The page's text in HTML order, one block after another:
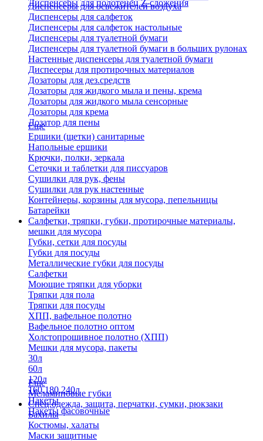
Диспенсеры для полотенец Z-сложения
Диспенсеры для освежителей воздуха
Диспенсеры для салфеток
Диспенсеры для салфеток настольные
Диспенсеры для туалетной бумаги
Диспенсеры для туалетной бумаги в больших рулонах
Настенные диспенсеры для туалетной бумаги
Диспесеры для протирочных материалов
Дозаторы для дез.средств
Дозаторы для жидкого мыла и пены, крема
Дозаторы для жидкого мыла сенсорные
Дозаторы для крема
Дозатор для пены
Еще
Ершики (щетки) санитарные
Напольные ершики
Крючки, полки, зеркала
Сеточки и таблетки для писсуаров
Сушилки для рук, фены
Сушилки для рук настенные
Контейнеры, корзины для мусора, пепельницы
Батарейки
Салфетки, тряпки, губки, протирочные материалы,
мешки для мусора
Губки, сетки для посуды
Губки для посуды
Металлические губки для посуды
Салфетки
Моющие тряпки для уборки
Тряпки для пола
Тряпки для посуды
ХПП, вафельное полотно
Вафельное полотно оптом
Холстопрошивное полотно (ХПП)
Мешки для мусора, пакеты
30л
60л
120л
160,180,240л
Пакеты
Пакеты фасовочные
Еще
Меламиновые губки
Спец.одежда, защита, перчатки, сумки, рюкзаки
Бахилы
Костюмы, халаты
Маски защитные